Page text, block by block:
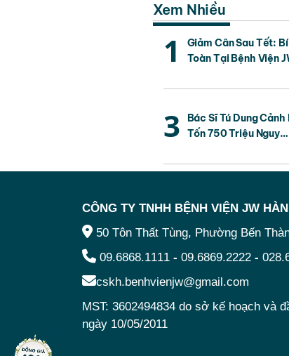
Xem Nhiều
1
Giảm Cân Sau Tết:
Toàn Tại Bệnh Viện
3
Bác Sĩ Tú Dung
Tốn 750 Triệu Nguy…
CÔNG TY TNHH BỆNH VIỆN JW
50 Tôn Thất Tùng, Phường Bến
09.6868.1111 - 09.6869.2222 -
cskh.benhvienjw@gmail.com
MST: 3602494834 do sở kế hoạch và
ngày 10/05/2011